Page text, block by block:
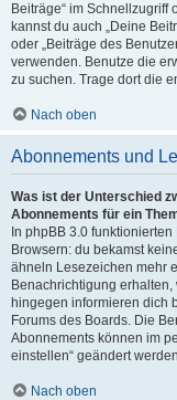
Beiträge“ im Schnellzugriff
kannst du auch „Deine
oder „Beiträge des
verwenden. Benutze die
zu suchen. Trage dort die
Nach oben
Abonnements und
Was ist der Unterschied
Abonnements für ein
In phpBB 3.0
Browsern: du bekamst
ähneln Lesezeichen mehr
Benachrichtigung
hingegen informieren dich
Forums des Boards. Die
Abonnements können im
einstellen“ geändert
Nach oben